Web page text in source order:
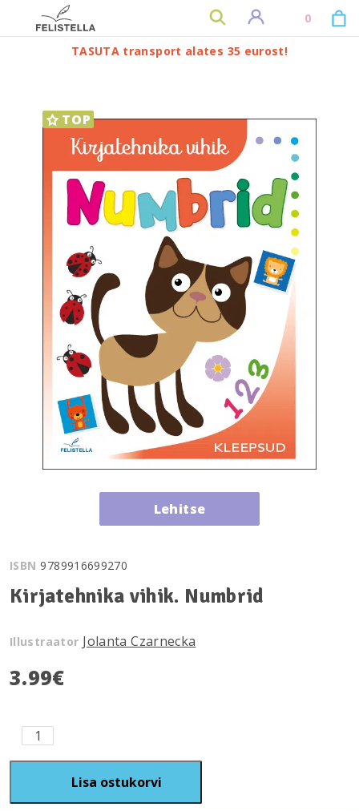
0
TASUTA transport alates 35 eurost!
TOP
Lehitse
ISBN 9789916699270
Kirjatehnika vihik. Numbrid
Illustraator Jolanta Czarnecka
3.99€
Kirjatehnika
vihik.
Numbrid
Lisa ostukorvi